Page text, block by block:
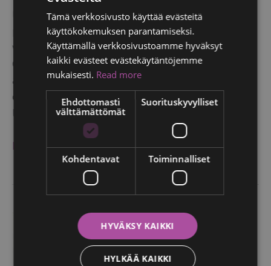
tiimi saa merkittävän vahvistuksen, kun kokenut
plastiikkakirurgi Timo Halonen aloittaa
vastaanottonsa klinikallamme Tampereella.
Olemme iloisia saadessamme tiimiimme
asiantuntijan, jonka pitkä kokemus, laaja-alainen
osaaminen ja rauhallinen, ihmisläheinen työote
täydentävät erinomaisesti
UUSI
PLASTIIKKAKIRURGI
TOIVOTAMME
READ MORE »
RUSSIAN
Tämä verkkosivusto käyttää evästeitä
käyttökokemuksen parantamiseksi.
Käyttämällä verkkosivustoamme hyväksyt
kaikki evästeet evästekäytäntöjemme
mukaisesti. Read more
Ehdottomasti
välttämättömät
Suorituskyvylliset
Kohdentavat Toiminnalliset
HYVÄKSY KAIKKI
HYLKÄÄ KAIKKI